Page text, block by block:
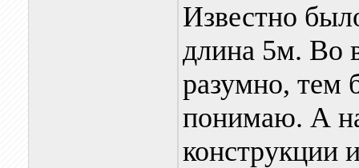
Известно
длина 5м. Во
разумно, тем
понимаю. А
конструкции